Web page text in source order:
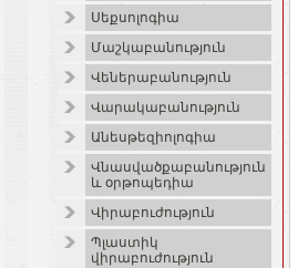
Սեքսոլոգիա
Մաշկաբանություն
Վեներաբանություն
Վարակաբանություն
Անեսթեզիոլոգիա
Վնասվածքաբանություն
և օրթոպեդիա
Վիրաբուժություն
Պլաստիկ
վիրաբուժություն